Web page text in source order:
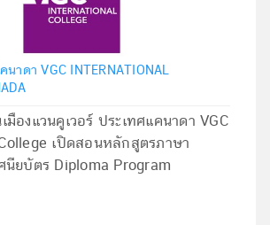
าดา VGC INTERNATIONAL
มืองแวนคูเวอร์ ประเทศแคนาดา VGC
เปิดสอนหลักสูตรภาษา
นียบัตร Diploma Program